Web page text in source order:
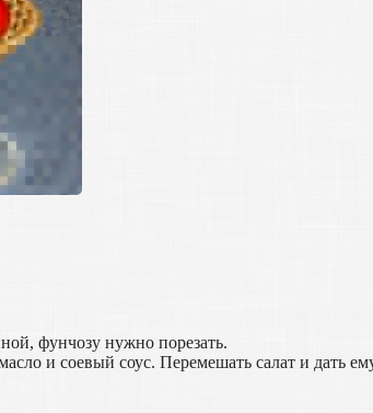
фунчозу нужно порезать.
и соевый соус. Перемешать салат и дать